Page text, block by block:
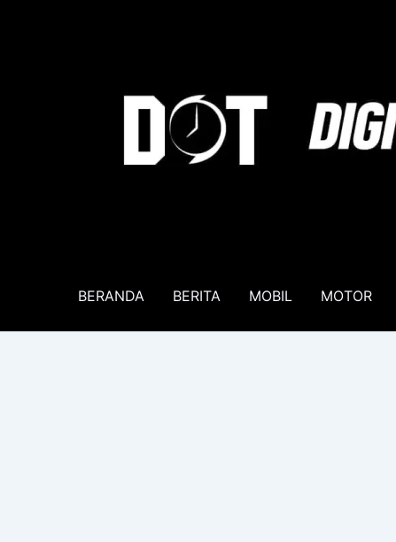
BERANDA BERITA MOBIL MOTOR